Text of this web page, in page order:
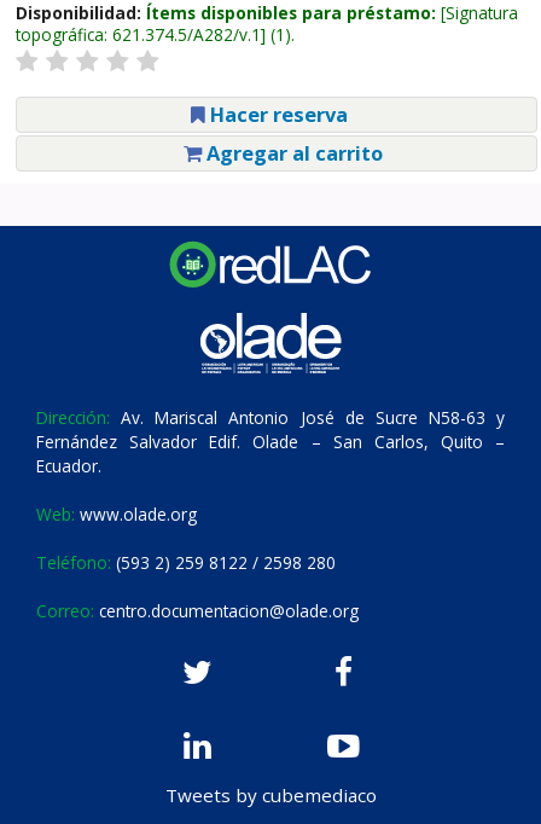
Disponibilidad: Ítems disponibles para préstamo: Signatura
topográfica: 621.374.5/A282/v.1 (1).
Hacer reserva
Agregar al carrito
Dirección: Av. Mariscal Antonio José de Sucre N58-63 y
Fernández Salvador Edif. Olade – San Carlos, Quito –
Ecuador.
Web: www.olade.org
Teléfono: (593 2) 259 8122 / 2598 280
Correo: centro.documentacion@olade.org
Tweets by cubemediaco